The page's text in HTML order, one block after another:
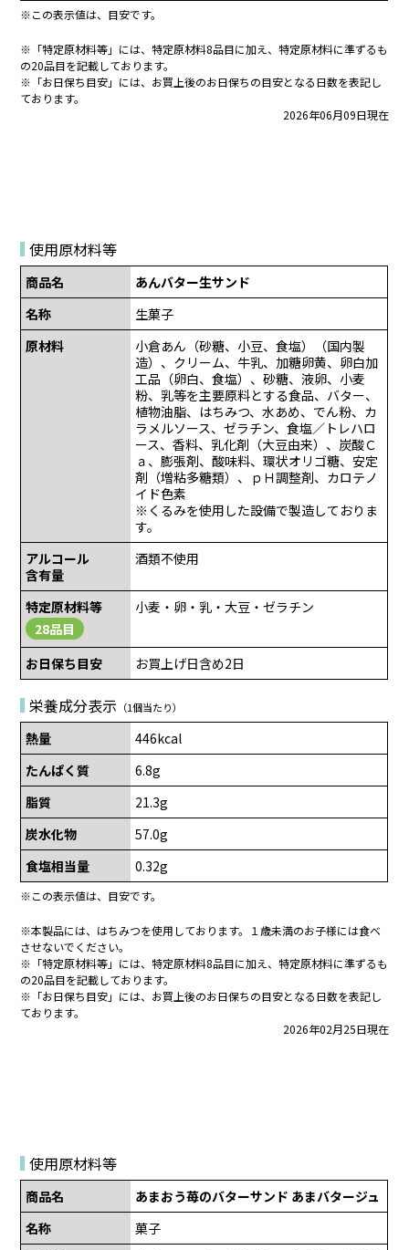
※この表示値は、目安です。
※「特定原材料等」には、特定原材料8品目に加え、特定原材料に準ずるも
の20品目を記載しております。
※「お日保ち目安」には、お買上後のお日保ちの目安となる日数を表記し
ております。
2026年06月09日現在
使用原材料等
商品名
あんバター生サンド
名称
生菓子
原材料
小倉あん（砂糖、小豆、食塩）（国内製
造）、クリーム、牛乳、加糖卵黄、卵白加
工品（卵白、食塩）、砂糖、液卵、小麦
粉、乳等を主要原料とする食品、バター、
植物油脂、はちみつ、水あめ、でん粉、カ
ラメルソース、ゼラチン、食塩／トレハロ
ース、香料、乳化剤（大豆由来）、炭酸Ｃ
ａ、膨張剤、酸味料、環状オリゴ糖、安定
剤（増粘多糖類）、ｐＨ調整剤、カロテノ
イド色素
※くるみを使用した設備で製造しておりま
す。
アルコール
含有量
酒類不使用
特定原材料等
28品目
小麦・卵・乳・大豆・ゼラチン
お日保ち目安 お買上げ日含め2日
栄養成分表示 （1個当たり）
熱量
446kcal
たんぱく質
6.8g
脂質
21.3g
炭水化物
57.0g
食塩相当量
0.32g
※この表示値は、目安です。
※本製品には、はちみつを使用しております。１歳未満のお子様には食べ
させないでください。
※「特定原材料等」には、特定原材料8品目に加え、特定原材料に準ずるも
の20品目を記載しております。
※「お日保ち目安」には、お買上後のお日保ちの目安となる日数を表記し
ております。
2026年02月25日現在
使用原材料等
商品名
あまおう苺のバターサンド あまバタージュ
名称
菓子